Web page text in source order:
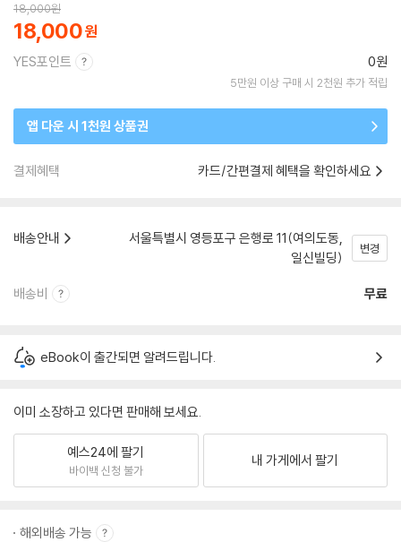
18,000원
18,000
YES포인트 0원
5만원 이상 구매 시 2천원 추가 적립
앱 다운 시 1천원 상품권
결제혜택 카드/간편결제 혜택을 확인하세요
배송안내
서울특별시 영등포구 은행로 11(여의도동,
일신빌딩)
변경
배송비 무료
eBook이 출간되면 알려드립니다.
이미 소장하고 있다면 판매해 보세요.
예스24에 팔기
바이백 신청 불가
내 가게에서 팔기
해외배송 가능